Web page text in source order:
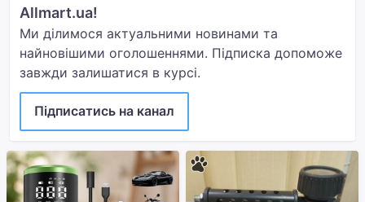
Allmart.ua!
Ми ділимося актуальними новинами та
найновішими оголошеннями. Підписка допоможе
завжди залишатися в курсі.
Підписатись на канал